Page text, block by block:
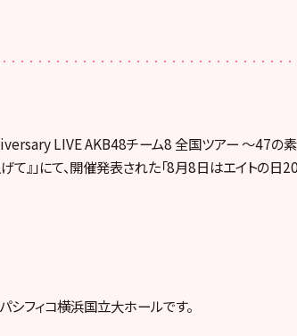
LIVE AKB48チーム8 全国ツアー 〜47の
」にて、開催発表された「8月8日はエイトの日
シフィコ横浜国立大ホールです。